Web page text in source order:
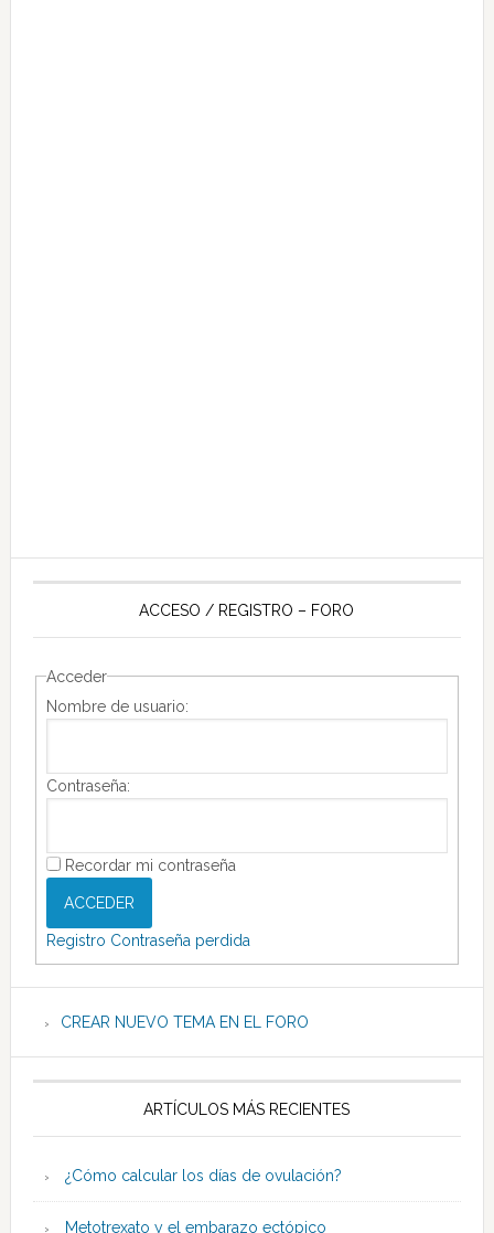
ACCESO / REGISTRO – FORO
Acceder
Nombre de usuario:
Contraseña:
Recordar mi contraseña
ACCEDER
Registro Contraseña perdida
CREAR NUEVO TEMA EN EL FORO
ARTÍCULOS MÁS RECIENTES
¿Cómo calcular los días de ovulación?
Metotrexato y el embarazo ectópico